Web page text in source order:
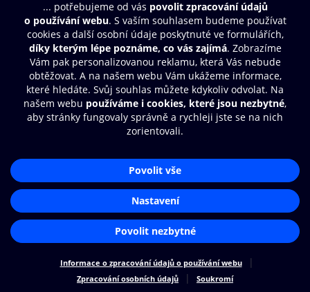
Nastavení cookies
Aplikace O2 Knihovna
Čti a poslouchej své e-knihy a
audioknihy rychleji a pohodlněji.